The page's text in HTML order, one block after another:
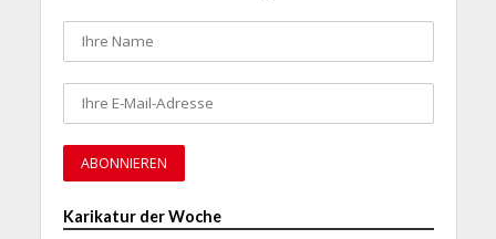
Karikatur der Woche